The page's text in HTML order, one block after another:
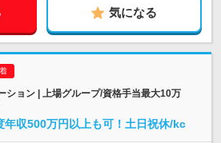
気になる
ション | 上場グループ/資格手当最大10万
年収500万円以上も可！土日祝休/kc